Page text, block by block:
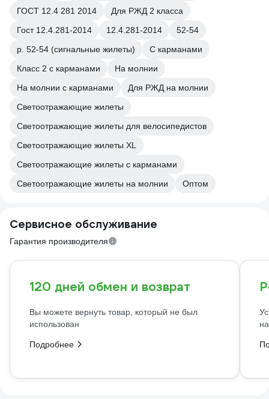
ГОСТ 12.4 281 2014
Для РЖД 2 класса
Гост 12.4.281-2014
12.4.281-2014
52-54
р. 52-54 (сигнальные жилеты)
С карманами
Класс 2 с карманами
На молнии
На молнии с карманами
Для РЖД на молнии
Светоотражающие жилеты
Светоотражающие жилеты для велосипедистов
Светоотражающие жилеты XL
Светоотражающие жилеты с карманами
Светоотражающие жилеты на молнии
Оптом
Сервисное обслуживание
Гарантия производителя
120 дней обмен и возврат
Вы можете вернуть товар, который не был
использован
Подробнее